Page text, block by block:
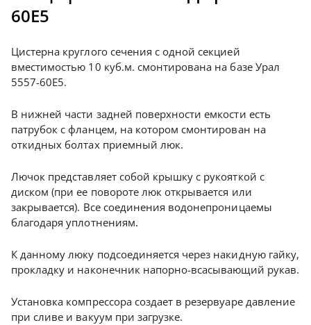
60Е5
Цистерна круглого сечения с одной секцией
вместимостью 10 куб.м. смонтирована на базе Урал
5557-60Е5.
В нижней части задней поверхности емкости есть
патрубок с фланцем, на котором смонтирован на
откидных болтах приемный люк.
Лючок представляет собой крышку с рукояткой с
диском (при ее повороте люк открывается или
закрывается). Все соединения водонепроницаемы
благодаря уплотнениям.
К данному люку подсоединяется через накидную гайку,
прокладку и наконечник напорно-всасывающий рукав.
Установка компрессора создает в резервуаре давление
при сливе и вакуум при загрузке.